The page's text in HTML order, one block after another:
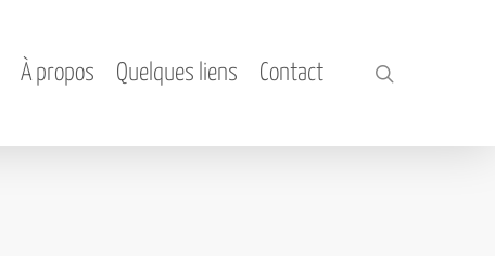
À propos Quelques liens Contact